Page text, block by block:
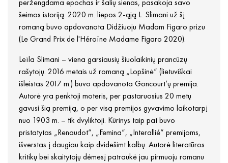
peržengdama epochas ir šalių sienas, pasakoja savo
šeimos istoriją. 2020 m. liepos 2-ąją L. Slimani už šį
romaną buvo apdovanota Didžiuoju Madam Figaro prizu
(Le Grand Prix de l'Héroïne Madame Figaro 2020).
Leïla Slimani – viena garsiausių šiuolaikinių prancūzų
rašytojų. 2016 metais už romaną „Lopšinė“ (lietuviškai
išleistas 2017 m.) buvo apdovanota Goncourt’ų premija.
Autorė yra penktoji moteris, per pastaruosius 20 metų
gavusi šią premiją, o per visą premijos gyvavimo laikotarpį
nuo 1903 m. – tik dvyliktoji. Kūrinys taip pat buvo
pristatytas „Renaudot“, „Femina“, „Interallié“ premijoms,
išverstas į daugiau kaip dvidešimt kalbų. Autorė literatūros
kritikų bei skaitytojų dėmesį patraukė jau pirmuoju romanu